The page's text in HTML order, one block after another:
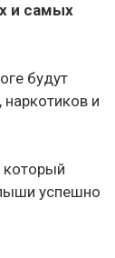
и самых
будут
и
который
успешно